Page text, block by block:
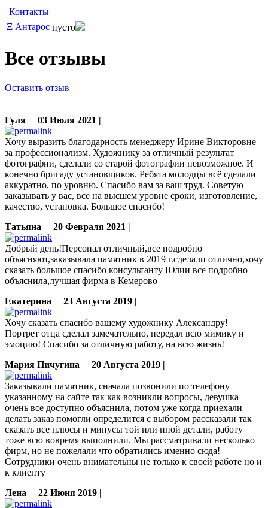
Контакты
Ξ Антарос пусто
Все отзывы
Оставить отзыв
Гуля 03 Июля 2021 |
Хочу выразить благодарность менеджеру Ирине Викторовне
за профессионализм. Художнику за отличный результат
фотографии, сделали со старой фотографии невозможное. И
конечно бригаду установщиков. Ребята молодцы всё сделали
аккуратно, по уровню. Спасибо вам за ваш труд. Советую
заказывать у вас, всё на высшем уровне сроки, изготовление,
качество, установка. Большое спасибо!
Татьяна
20 Февраля 2021 |
Добрый день!Персонал отличный,все подробно
объясняют,заказывала памятник в 2019 г.сделали отлично,хочу
сказать большое спасибо консультанту Юлии все подробно
объяснила,лучшая фирма в Кемерово
Екатерина
23 Августа 2019 |
Хочу сказать спасибо вашему художнику Александру!
Портрет отца сделал замечательно, передал всю мимику и
эмоцию! Спасибо за отличную работу, на всю жизнь!
Мария Пичугина
20 Августа 2019 |
Заказывали памятник, сначала позвонили по телефону
указанному на сайте так как возникли вопросы, девушка
очень все доступно объяснила, потом уже когда приехали
делать заказ помогли определится с выбором рассказали так
сказать все плюсы и минусы той или иной детали, работу
тоже всю вовремя выполнили. Мы рассматривали несколько
фирм, но не пожелали что обратились именно сюда!
Сотрудники очень внимательны не только к своей работе но и
к клиенту
Лена
22 Июня 2019 |